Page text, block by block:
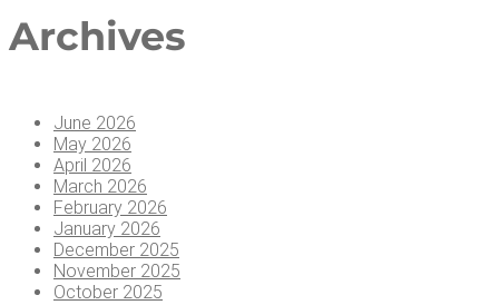
Arc­hi­ves
June 2026
May 2026
April 2026
March 2026
February 2026
January 2026
December 2025
November 2025
October 2025